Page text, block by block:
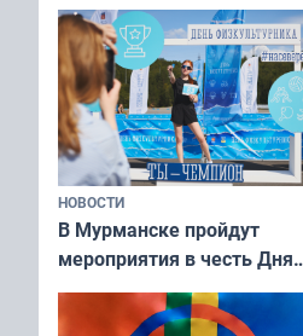
рассказали о состоянии
тюленей
НОВОСТИ
В Мурманске пройдут
мероприятия в честь Дня
физкультурника